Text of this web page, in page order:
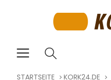
STARTSEITE KORK24.DE